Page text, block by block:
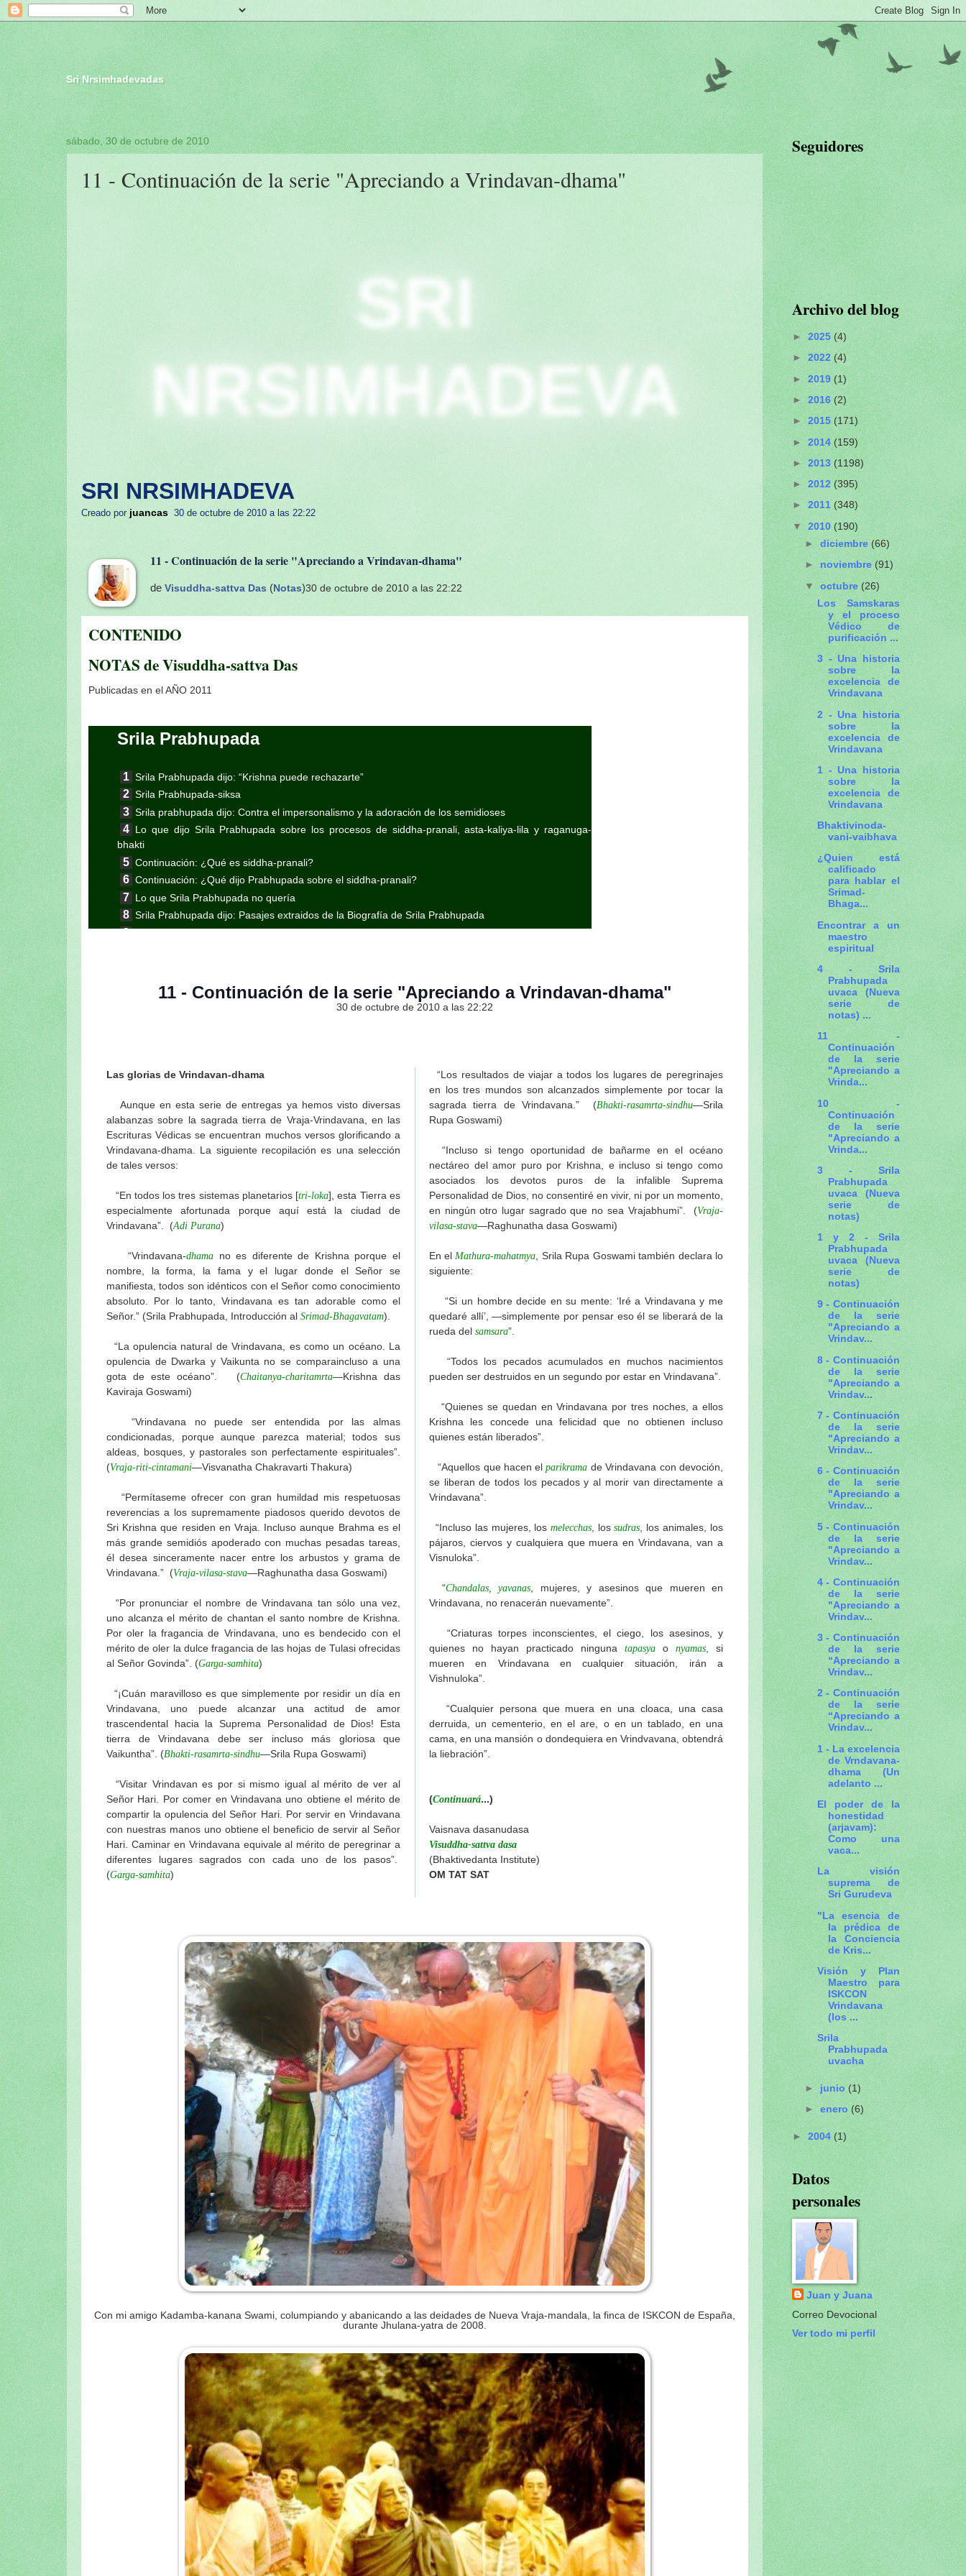
Sri Nrsimhadevadas
sábado, 30 de octubre de 2010
11 - Continuación de la serie "Apreciando a Vrindavan-dhama"
SRI
NRSIMHADEVA
SRI NRSIMHADEVA
Creado por juancas 30 de octubre de 2010 a las 22:22
11 - Continuación de la serie "Apreciando a Vrindavan-dhama"
de Visuddha-sattva Das (Notas)30 de octubre de 2010 a las 22:22
CONTENIDO
NOTAS de Visuddha-sattva Das
Publicadas en el AÑO 2011
Srila Prabhupada
Srila Prabhupada dijo: “Krishna puede rechazarte”
Srila Prabhupada-siksa
Srila prabhupada dijo: Contra el impersonalismo y la adoración de los semidioses
Lo que dijo Srila Prabhupada sobre los procesos de siddha-pranali, asta-kaliya-lila y raganuga-
bhakti
Continuación: ¿Qué es siddha-pranali?
Continuación: ¿Qué dijo Prabhupada sobre el siddha-pranali?
Lo que Srila Prabhupada no quería
Srila Prabhupada dijo: Pasajes extraidos de la Biografía de Srila Prabhupada
El Néctar de Prabhupada (Séptima entrega)
El Néctar de Prabhupada (Segunda entrega)
Una carta de Srila Prabhupada a Srila Sridhara Maharaj
Srila Prabhupada dijo: sobre la calificación de un brahmana
Srila Prabhupada uvaca: El principio de yukta vairagya; toda riqueza y opulencia humana deben
utilizarse en Krishna-seva
Srila Prabhupada uvaca: ¿Quién es un devoto materialista o kanistha-adhikari?
Srila Prabhupada y los profesores
Los peligros de desviarse de las instrucciones del maestro espiritual: 3 cartas de Srila Prabhupada
El significado del Vyasa-Puja de Srila Prabhupada
Quien no sigue al guru tal como debe ser no puede ser considerado discípulo
Pasatiempos de Srila Prabhupada: La primera edición del Bhagavad-gita
Srila Prabhupada dijo (Bhag. 29 Sep. 1974)
El néctar de Prabhupada (Serie de entregas)
Srila Prabhupada uvaca: No hay dificutad para que Krishna nos dé un Guru
Srila Prabhupada uvacha
"La esencia de la prédica de la Conciencia de Krishna": Carta de Srila Prabhupada a R. Prakash
(22 Junio 1951)
Memorias e instrucciones de Srila Prabhupada
Prabhupada uvaca: ¿Quién es guru y cómo aceptar discípulos?
Srila Prabhupada uvaca: Anavrttih sabdat—Liberación por medio del sonido
La nefasta civilización moderna: citas de Srila Prabhupada
Srila Prabhupada-lila… y un testimonio personal
Srila Prabhupada uvaca: Sobre la vida sexual y su reflejo pervertido
Visión y Plan Maestro para ISKCON Vrindavana (los verdaderos estándares de Srila Prabhupada)
Visuddha-sattva Das - INDICE de NOTAS VAISHNAVAS
11 - Continuación de la serie "Apreciando a Vrindavan-dhama"
30 de octubre de 2010 a las 22:22
Las glorias de Vrindavan-dhama
Aunque en esta serie de entregas ya hemos visto diversas
alabanzas sobre la sagrada tierra de Vraja-Vrindavana, en las
Escrituras Védicas se encuentran muchos versos glorificando a
Vrindavana-dhama. La siguiente recopilación es una selección
de tales versos:
“En todos los tres sistemas planetarios [tri-loka], esta Tierra es
especialmente afortunada porque aquí está la ciudad de
Vrindavana”. (Adi Purana)
“Vrindavana-dhama no es diferente de Krishna porque el
nombre, la forma, la fama y el lugar donde el Señor se
manifiesta, todos son idénticos con el Señor como conocimiento
absoluto. Por lo tanto, Vrindavana es tan adorable como el
Señor.” (Srila Prabhupada, Introducción al Srimad-Bhagavatam).
“La opulencia natural de Vrindavana, es como un océano. La
opulencia de Dwarka y Vaikunta no se comparaincluso a una
gota de este océano”. (Chaitanya-charitamrta—Krishna das
Kaviraja Goswami)
“Vrindavana no puede ser entendida por las almas
condicionadas, porque aunque parezca material; todos sus
aldeas, bosques, y pastorales son perfectamente espirituales”.
(Vraja-riti-cintamani—Visvanatha Chakravarti Thakura)
“Permítaseme ofrecer con gran humildad mis respetuosas
reverencias a los supremamente piadosos querido devotos de
Sri Krishna que residen en Vraja. Incluso aunque Brahma es el
más grande semidiós apoderado con muchas pesadas tareas,
él desea sinceramente nacer entre los arbustos y grama de
Vrindavana.” (Vraja-vilasa-stava—Raghunatha dasa Goswami)
“Por pronunciar el nombre de Vrindavana tan sólo una vez,
uno alcanza el mérito de chantan el santo nombre de Krishna.
Por oler la fragancia de Vrindavana, uno es bendecido con el
mérito de oler la dulce fragancia de las hojas de Tulasi ofrecidas
al Señor Govinda”. (Garga-samhita)
“¡Cuán maravilloso es que simplemente por residir un día en
Vrindavana, uno puede alcanzar una actitud de amor
trascendental hacia la Suprema Personalidad de Dios! Esta
tierra de Vrindavana debe ser incluso más gloriosa que
Vaikuntha”. (Bhakti-rasamrta-sindhu—Srila Rupa Goswami)
“Visitar Vrindavan es por si mismo igual al mérito de ver al
Señor Hari. Por comer en Vrindavana uno obtiene el mérito de
compartir la opulencia del Señor Hari. Por servir en Vrindavana
con nuestras manos uno obtiene el beneficio de servir al Señor
Hari. Caminar en Vrindavana equivale al mérito de peregrinar a
diferentes lugares sagrados con cada uno de los pasos”.
(Garga-samhita)
“Los resultados de viajar a todos los lugares de peregrinajes
en los tres mundos son alcanzados simplemente por tocar la
sagrada tierra de Vrindavana.” (Bhakti-rasamrta-sindhu—Srila
Rupa Goswami)
“Incluso si tengo oportunidad de bañarme en el océano
nectáreo del amor puro por Krishna, e incluso si tengo como
asociados los devotos puros de la infalible Suprema
Personalidad de Dios, no consentiré en vivir, ni por un momento,
en ningún otro lugar sagrado que no sea Vrajabhumi”. (Vraja-
vilasa-stava—Raghunatha dasa Goswami)
En el Mathura-mahatmya, Srila Rupa Goswami también declara lo
siguiente:
“Si un hombre decide en su mente: ‘Iré a Vrindavana y me
quedaré allí’, —simplemente por pensar eso él se liberará de la
rueda del samsara”.
“Todos los pecados acumulados en muchos nacimientos
pueden ser destruidos en un segundo por estar en Vrindavana”.
“Quienes se quedan en Vrindavana por tres noches, a ellos
Krishna les concede una felicidad que no obtienen incluso
quienes están liberados”.
“Aquellos que hacen el parikrama de Vrindavana con devoción,
se liberan de todos los pecados y al morir van directamente a
Vrindavana”.
“Incluso las mujeres, los melecchas, los sudras, los animales, los
pájaros, ciervos y cualquiera que muera en Vrindavana, van a
Visnuloka”.
“Chandalas, yavanas, mujeres, y asesinos que mueren en
Vrindavana, no renacerán nuevamente”.
“Criaturas torpes inconscientes, el ciego, los asesinos, y
quienes no hayan practicado ninguna tapasya o nyamas, si
mueren en Vrindavana en cualquier situación, irán a
Vishnuloka”.
“Cualquier persona que muera en una cloaca, una casa
derruida, un cementerio, en el are, o en un tablado, en una
cama, en una mansión o dondequiera en Vrindvavana, obtendrá
la liebración”.
(Continuará...)
Vaisnava dasanudasa
Visuddha-sattva dasa
(Bhaktivedanta Institute)
OM TAT SAT
Con mi amigo Kadamba-kanana Swami, columpiando y abanicando a las deidades de Nueva Vraja-mandala, la finca de ISKCON de España,
durante Jhulana-yatra de 2008.
Seguidores
Archivo del blog
► 2025 (4)
► 2022 (4)
► 2019 (1)
► 2016 (2)
► 2015 (171)
► 2014 (159)
► 2013 (1198)
► 2012 (395)
► 2011 (348)
▼ 2010 (190)
► diciembre (66)
► noviembre (91)
▼ octubre (26)
Los Samskaras
y el proceso
Védico de
purificación ...
3 - Una historia
sobre la
excelencia de
Vrindavana
2 - Una historia
sobre la
excelencia de
Vrindavana
1 - Una historia
sobre la
excelencia de
Vrindavana
Bhaktivinoda-
vani-vaibhava
¿Quien está
calificado
para hablar el
Srimad-
Bhaga...
Encontrar a un
maestro
espiritual
4 - Srila
Prabhupada
uvaca (Nueva
serie de
notas) ...
11 -
Continuación
de la serie
"Apreciando a
Vrinda...
10 -
Continuación
de la serie
"Apreciando a
Vrinda...
3 - Srila
Prabhupada
uvaca (Nueva
serie de
notas)
1 y 2 - Srila
Prabhupada
uvaca (Nueva
serie de
notas)
9 - Continuación
de la serie
"Apreciando a
Vrindav...
8 - Continuación
de la serie
"Apreciando a
Vrindav...
7 - Continuación
de la serie
"Apreciando a
Vrindav...
6 - Continuación
de la serie
"Apreciando a
Vrindav...
5 - Continuación
de la serie
"Apreciando a
Vrindav...
4 - Continuación
de la serie
"Apreciando a
Vrindav...
3 - Continuación
de la serie
“Apreciando a
Vrindav...
2 - Continuación
de la serie
“Apreciando a
Vrindav...
1 - La excelencia
de Vrndavana-
dhama (Un
adelanto ...
El poder de la
honestidad
(arjavam):
Como una
vaca...
La visión
suprema de
Sri Gurudeva
"La esencia de
la prédica de
la Conciencia
de Kris...
Visión y Plan
Maestro para
ISKCON
Vrindavana
(los ...
Srila
Prabhupada
uvacha
► junio (1)
► enero (6)
► 2004 (1)
Datos
personales
Juan y Juana
Correo Devocional
Ver todo mi perfil